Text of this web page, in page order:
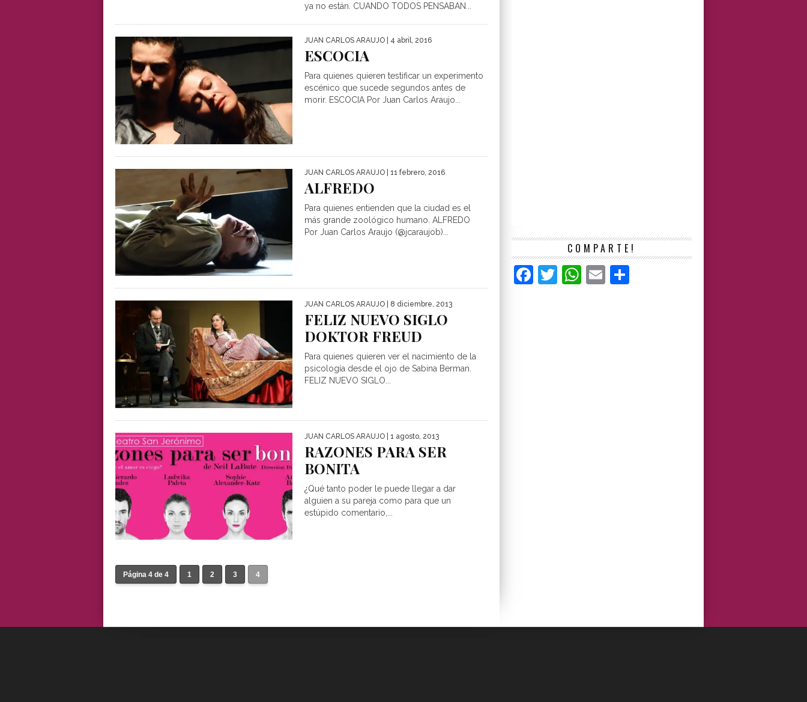
ya no están. CUANDO TODOS PENSABAN...
JUAN CARLOS ARAUJO | 4 abril, 2016
ESCOCIA
Para quienes quieren testificar un experimento
escénico que sucede segundos antes de
morir. ESCOCIA Por Juan Carlos Araujo...
JUAN CARLOS ARAUJO | 11 febrero, 2016
ALFREDO
Para quienes entienden que la ciudad es el
más grande zoológico humano. ALFREDO
Por Juan Carlos Araujo (@jcaraujob)...
JUAN CARLOS ARAUJO | 8 diciembre, 2013
FELIZ NUEVO SIGLO
DOKTOR FREUD
Para quienes quieren ver el nacimiento de la
psicología desde el ojo de Sabina Berman.
FELIZ NUEVO SIGLO...
JUAN CARLOS ARAUJO | 1 agosto, 2013
RAZONES PARA SER
BONITA
¿Qué tanto poder le puede llegar a dar
alguien a su pareja como para que un
estúpido comentario,...
Página 4 de 4 1 2 3 4
COMPARTE!
Facebook
TwitterWhatsApp
Email